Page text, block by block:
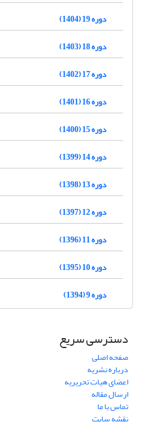
دوره 19 (1404)
دوره 18 (1403)
دوره 17 (1402)
دوره 16 (1401)
دوره 15 (1400)
دوره 14 (1399)
دوره 13 (1398)
دوره 12 (1397)
دوره 11 (1396)
دوره 10 (1395)
دوره 9 (1394)
دسترسی سریع
صفحه اصلی
درباره نشریه
اعضای هیات تحریریه
ارسال مقاله
تماس با ما
نقشه سایت